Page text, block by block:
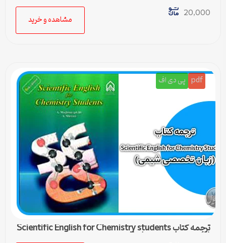
20,000
مشاهده و خرید
pdf پی دی اف
ترجمه کتاب Scientific English for Chemistry students
(زبان تخصصی شیمی) – 5